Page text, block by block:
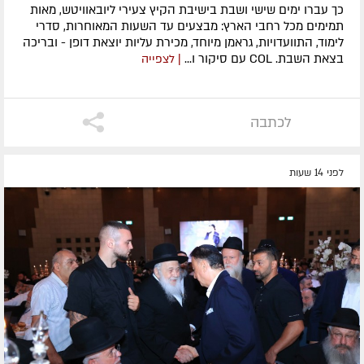
כך עברו ימים שישי ושבת בישיבת הקיץ צעירי ליובאוויטש, מאות
תמימים מכל רחבי הארץ: מבצעים עד השעות המאוחרות, סדרי
לימוד, התוועדויות, גראמן מיוחד, מכירת עליות יוצאת דופן - ובריכה
בצאת השבת. COL עם סיקור ו...
| לצפייה
לכתבה
לפני 14 שעות